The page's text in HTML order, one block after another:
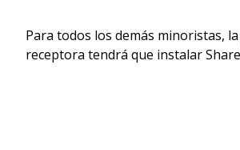
Para todos los demás minoristas,
receptora tendrá que instalar